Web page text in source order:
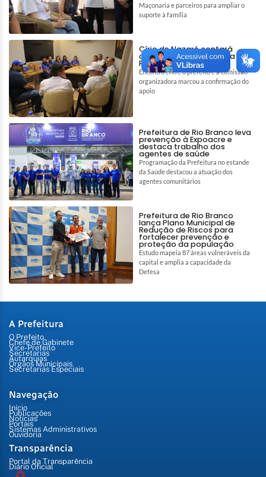
Maçonaria e parceiros para ampliar o
suporte à família
Círio de Nazaré contará
com apoio da Prefeitura de
Rio Branco
Encontro entre o prefeito e a comissão
organizadora marcou a confirmação do
apoio
Prefeitura de Rio Branco leva
prevenção à Expoacre e
destaca trabalho dos
agentes de saúde
Programação da Prefeitura no estande
da Saúde destacou a atuação dos
agentes comunitários
Prefeitura de Rio Branco
lança Plano Municipal de
Redução de Riscos para
fortalecer prevenção e
proteção da população
Estudo mapeia 87 áreas vulneráveis da
capital e amplia a capacidade da
Defesa
A Prefeitura
O Prefeito
Chefe de Gabinete
Vice-Prefeito
Secretarias
Autarquias
Órgãos Municipais
Secretarias Especiais
Navegação
Início
Publicações
Notícias
Portais
Sistemas Administrativos
Ouvidoria
Transparência
Portal da Transparência
Diário Oficial